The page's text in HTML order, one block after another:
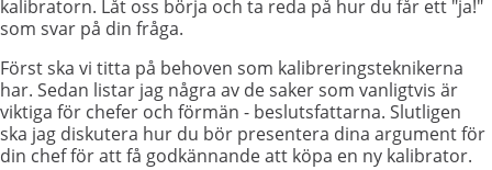
kalibratorn. Låt oss börja och ta reda på hur du får ett "ja!"
som svar på din fråga.
Först ska vi titta på behoven som kalibreringsteknikerna
har. Sedan listar jag några av de saker som vanligtvis är
viktiga för chefer och förmän - beslutsfattarna. Slutligen
ska jag diskutera hur du bör presentera dina argument för
din chef för att få godkännande att köpa en ny kalibrator.